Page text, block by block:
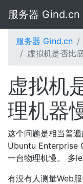
服务器 Gind.cn
服务器 Gind.cn
虚拟机是否比
虚拟机
理机器
这个问题是相当普
Ubuntu Enterprise
一台物理机慢。 多
有没有人测量Web